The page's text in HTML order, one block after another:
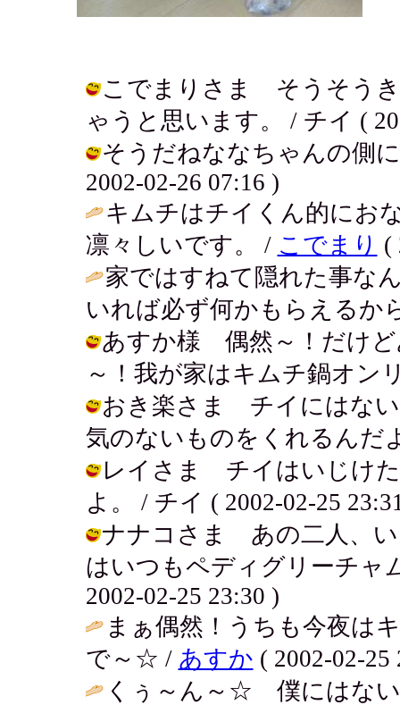
こでまりさま そうそう
ゃうと思います。 / チイ (
そうだねななちゃんの側
2002-02-26 07:16 )
キムチはチイくん的にお
凛々しいです。 / こでまり (
家ではすねて隠れた事な
いれば必ず何かもらえるか
あすか様 偶然～！だけど
～！我が家はキムチ鍋オン
おき楽さま チイにはな
気のないものをくれるんだ
レイさま チイはいじけ
よ。 / チイ ( 2002-02-25
ナナコさま あの二人、
はいつもペディグリーチャ
2002-02-25 23:30 )
まぁ偶然！うちも今夜は
で～☆ / あすか ( 2002-02-25
くぅ～ん～☆ 僕には